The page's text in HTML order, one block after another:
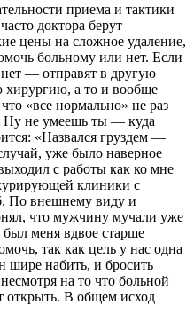
приема и тактики
доктора берут
цены на сложное удаление,
больному или нет. Если
— отправят в другую
а то и вообще
«все нормально» не раз
Ну не умеешь ты — куда
«Назвался груздем —
уже было наверное
с работы как ко мне
клиники с
По внешнему виду и
что мужчину мучали уже
был меня вдвое старше
так как цель у нас одна
шире набить, и бросить
на то что больной
открыть. В общем исход